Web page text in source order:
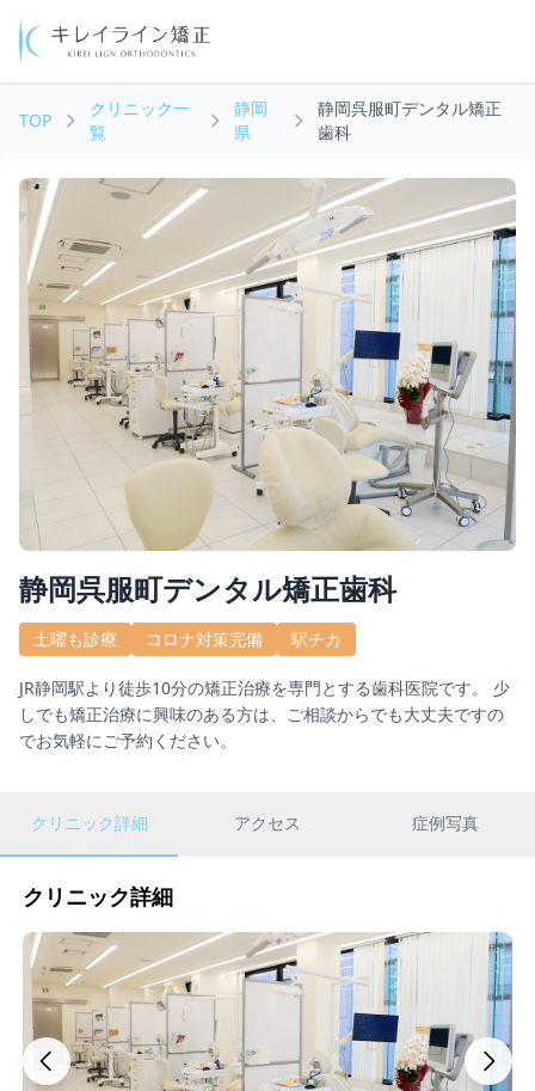
TOP
クリニック一
覧
静岡
県
静岡呉服町デンタル矯正
歯科
静岡呉服町デンタル矯正歯科
土曜も診療 コロナ対策完備 駅チカ
JR静岡駅より徒歩10分の矯正治療を専門とする歯科医院です。 少
しでも矯正治療に興味のある方は、ご相談からでも大丈夫ですの
でお気軽にご予約ください。
クリニック詳細 アクセス 症例写真
クリニック詳細